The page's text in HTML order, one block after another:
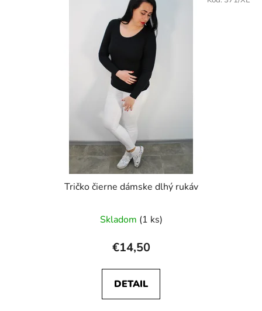
Tričko čierne dámske dlhý rukáv
Skladom (1 ks)
€14,50
DETAIL